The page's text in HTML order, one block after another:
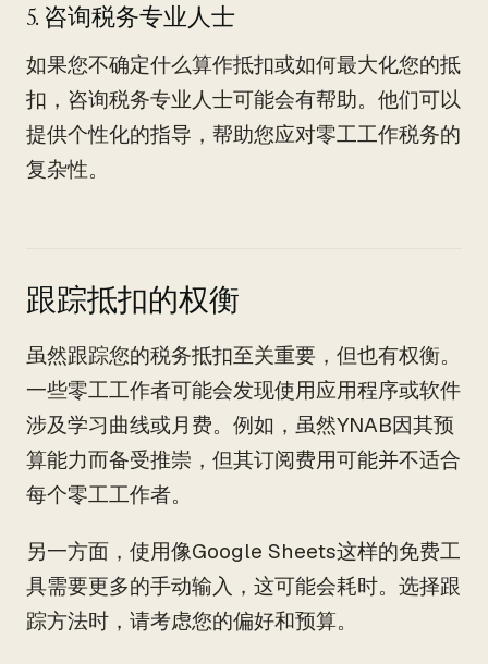
5. 咨询税务专业人士
如果您不确定什么算作抵扣或如何最大化您的抵
扣，咨询税务专业人士可能会有帮助。他们可以
提供个性化的指导，帮助您应对零工工作税务的
复杂性。
跟踪抵扣的权衡
虽然跟踪您的税务抵扣至关重要，但也有权衡。
一些零工工作者可能会发现使用应用程序或软件
涉及学习曲线或月费。例如，虽然YNAB因其预
算能力而备受推崇，但其订阅费用可能并不适合
每个零工工作者。
另一方面，使用像Google Sheets这样的免费工
具需要更多的手动输入，这可能会耗时。选择跟
踪方法时，请考虑您的偏好和预算。